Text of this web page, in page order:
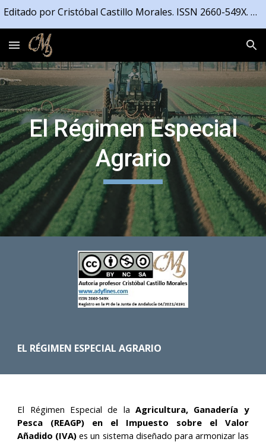
Editado por Cristóbal Castillo Morales. ISSN 2660-549X. Registrado en la Propiedad Intelectual de la Junta de Andalucía número 04/2021/4191
El Régimen Especial
Agrario
EL RÉGIMEN ESPECIAL AGRARIO
El Régimen Especial de la Agricultura, Ganadería y
Pesca (REAGP) en el Impuesto sobre el Valor
Añadido (IVA) es un sistema diseñado para armonizar las